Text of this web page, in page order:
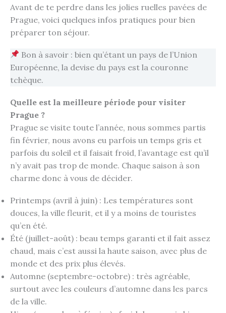
Avant de te perdre dans les jolies ruelles pavées de
Prague, voici quelques infos pratiques pour bien
préparer ton séjour.
Bon à savoir : bien qu’étant un pays de l’Union
Européenne, la devise du pays est la couronne
tchèque.
Quelle est la meilleure période pour visiter
Prague ?
Prague se visite toute l’année, nous sommes partis
fin février, nous avons eu parfois un temps gris et
parfois du soleil et il faisait froid, l’avantage est qu’il
n’y avait pas trop de monde. Chaque saison à son
charme donc à vous de décider.
Printemps (avril à juin) : Les températures sont
douces, la ville fleurit, et il y a moins de touristes
qu’en été.
Été (juillet-août) : beau temps garanti et il fait assez
chaud, mais c’est aussi la haute saison, avec plus de
monde et des prix plus élevés.
Automne (septembre-octobre) : très agréable,
surtout avec les couleurs d’automne dans les parcs
de la ville.